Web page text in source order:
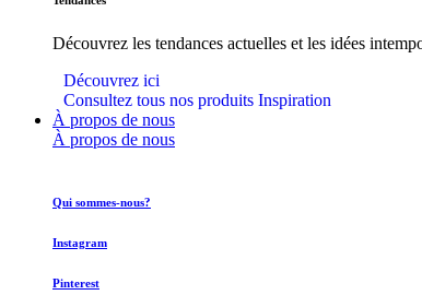
Découvrez les tendances actuelles et les idées
Découvrez ici
Consultez tous nos produits Inspiration
À propos de nous
À propos de nous
Qui sommes-nous?
Instagram
Pinterest